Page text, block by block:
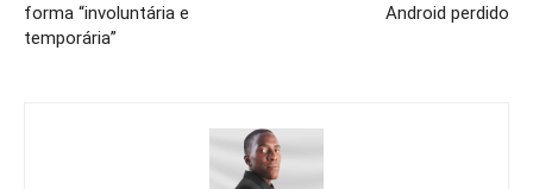
forma “involuntária e
temporária”
Android perdido